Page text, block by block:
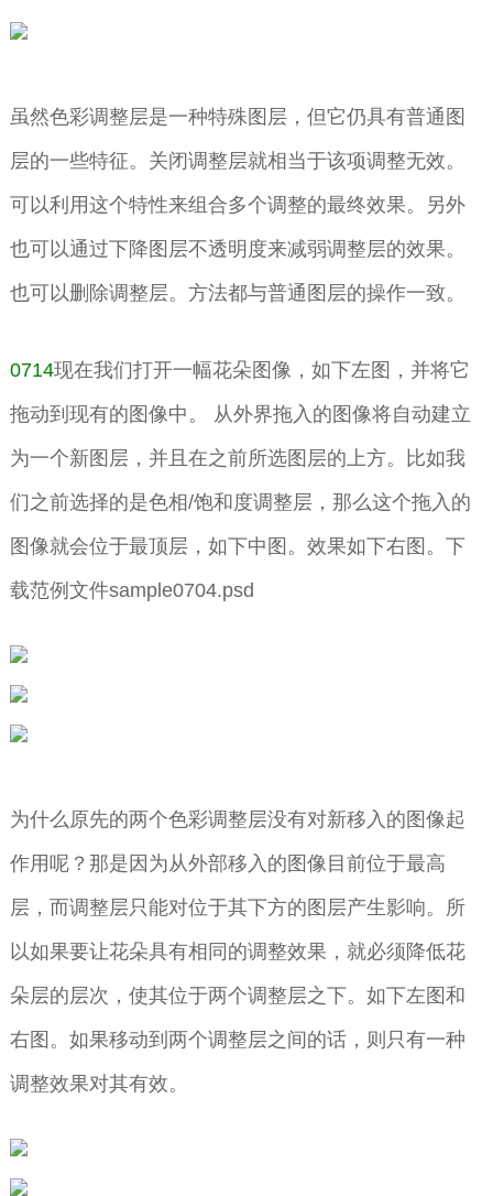
虽然色彩调整层是一种特殊图层，但它仍具有普通图
层的一些特征。关闭调整层就相当于该项调整无效。
可以利用这个特性来组合多个调整的最终效果。另外
也可以通过下降图层不透明度来减弱调整层的效果。
也可以删除调整层。方法都与普通图层的操作一致。
0714现在我们打开一幅花朵图像，如下左图，并将它
拖动到现有的图像中。 从外界拖入的图像将自动建立
为一个新图层，并且在之前所选图层的上方。比如我
们之前选择的是色相/饱和度调整层，那么这个拖入的
图像就会位于最顶层，如下中图。效果如下右图。下
载范例文件sample0704.psd
为什么原先的两个色彩调整层没有对新移入的图像起
作用呢？那是因为从外部移入的图像目前位于最高
层，而调整层只能对位于其下方的图层产生影响。所
以如果要让花朵具有相同的调整效果，就必须降低花
朵层的层次，使其位于两个调整层之下。如下左图和
右图。如果移动到两个调整层之间的话，则只有一种
调整效果对其有效。